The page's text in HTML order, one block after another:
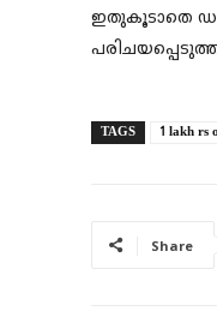
ഇതുകൂടാതെ
TAGS 1 lakh rs
Share